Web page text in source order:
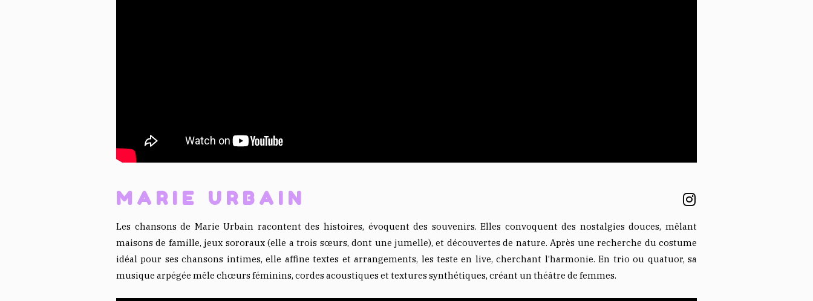
MARIE URBAIN
Les chansons de Marie Urbain racontent des histoires, évoquent des souvenirs. Elles convoquent des nostalgies douces, mêlant
maisons de famille, jeux sororaux (elle a trois sœurs, dont une jumelle), et découvertes de nature. Après une recherche du costume
idéal pour ses chansons intimes, elle affine textes et arrangements, les teste en live, cherchant l’harmonie. En trio ou quatuor, sa
musique arpégée mêle chœurs féminins, cordes acoustiques et textures synthétiques, créant un théâtre de femmes.